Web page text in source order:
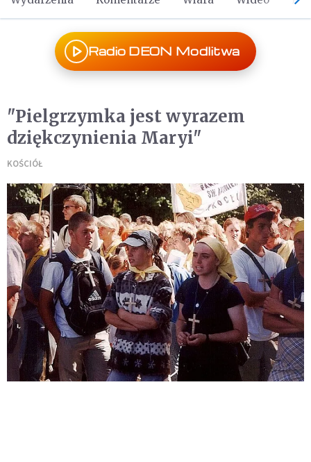
Radio DEON Modlitwa
"Pielgrzymka jest wyrazem
dziękczynienia Maryi"
KOŚCIÓŁ